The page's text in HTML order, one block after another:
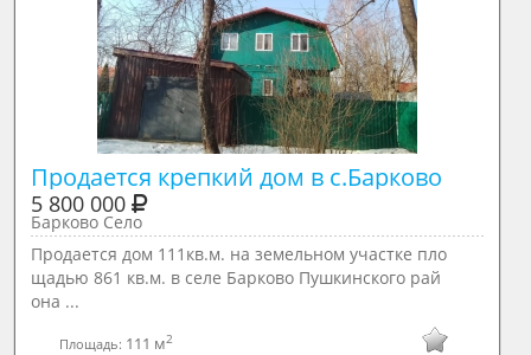
Продается крепкий дом в с.Барково
5 800 000
Барково Село
Продается дом 111кв.м. на земельном участке пло
щадью 861 кв.м. в селе Барково Пушкинского рай
она ...
Площадь: 111 м2